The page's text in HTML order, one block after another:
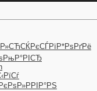
СЌРєСЃРїР*РѕРґРё
РњР°РІСЂ
РРІР°РЅ